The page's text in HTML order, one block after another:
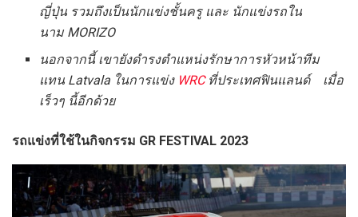
ญี่ปุ่น รวมถึงเป็นนักแข่งชั้นครู และ นักแข่งรถใน
นาม MORIZO
นอกจากนี้ เขายังดำรงตำแหน่งรักษาการหัวหน้าทีม
แทน Latvala ในการแข่ง WRC ที่ประเทศฟินแลนด์ เมื่อ
เร็วๆ นี้อีกด้วย
รถแข่งที่ใช้ในกิจกรรม GR FESTIVAL 2023